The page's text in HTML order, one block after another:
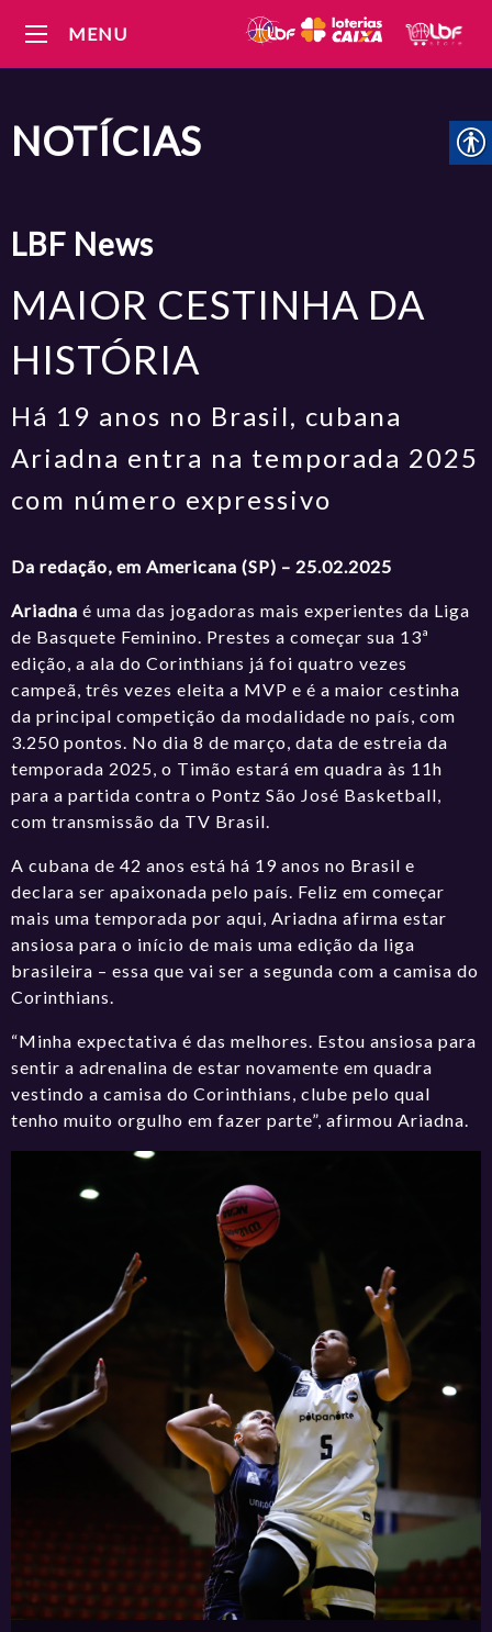
MENU
NOTÍCIAS
LBF News
MAIOR CESTINHA DA
HISTÓRIA
Há 19 anos no Brasil, cubana
Ariadna entra na temporada 2025
com número expressivo
Da redação, em Americana (SP) – 25.02.2025
Ariadna é uma das jogadoras mais experientes da Liga
de Basquete Feminino. Prestes a começar sua 13ª
edição, a ala do Corinthians já foi quatro vezes
campeã, três vezes eleita a MVP e é a maior cestinha
da principal competição da modalidade no país, com
3.250 pontos. No dia 8 de março, data de estreia da
temporada 2025, o Timão estará em quadra às 11h
para a partida contra o Pontz São José Basketball,
com transmissão da TV Brasil.
A cubana de 42 anos está há 19 anos no Brasil e
declara ser apaixonada pelo país. Feliz em começar
mais uma temporada por aqui, Ariadna afirma estar
ansiosa para o início de mais uma edição da liga
brasileira – essa que vai ser a segunda com a camisa do
Corinthians.
“Minha expectativa é das melhores. Estou ansiosa para
sentir a adrenalina de estar novamente em quadra
vestindo a camisa do Corinthians, clube pelo qual
tenho muito orgulho em fazer parte”, afirmou Ariadna.